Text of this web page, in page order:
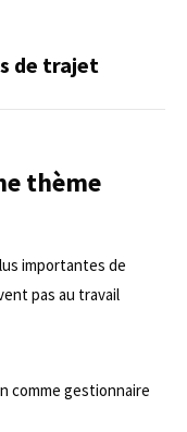
de trajet
thème
importantes de
pas au travail
comme gestionnaire